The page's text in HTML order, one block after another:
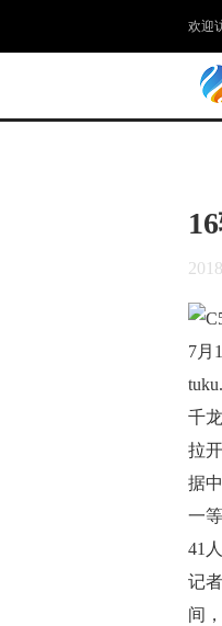
欢迎
7月
千
拉
据
一
41
记
间